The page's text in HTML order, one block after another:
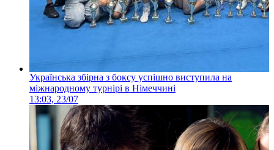
Українська збірна з боксу успішно виступила на
міжнародному турнірі в Німеччині
13:03, 23/07